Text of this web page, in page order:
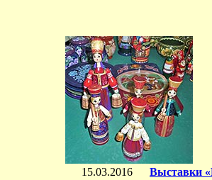
15.03.2016 Выставки